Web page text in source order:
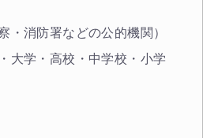
・消防署などの公的機関）
大学・高校・中学校・小学